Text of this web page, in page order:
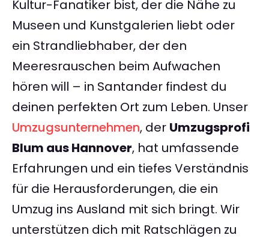
Kultur-Fanatiker bist, der die Nähe zu
Museen und Kunstgalerien liebt oder
ein Strandliebhaber, der den
Meeresrauschen beim Aufwachen
hören will – in Santander findest du
deinen perfekten Ort zum Leben. Unser
Umzugsunternehmen, der Umzugsprofi
Blum aus Hannover, hat umfassende
Erfahrungen und ein tiefes Verständnis
für die Herausforderungen, die ein
Umzug ins Ausland mit sich bringt. Wir
unterstützen dich mit Ratschlägen zu